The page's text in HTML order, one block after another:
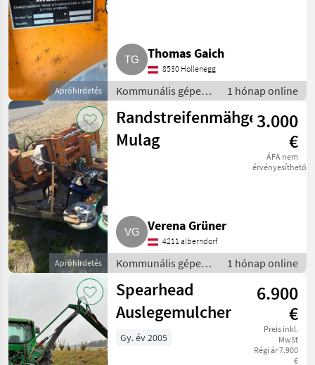
Apróhirdetés
Thomas Gaich
8530 Hollenegg
Kommunális gépek /
Rézsűkasza
1 hónap online
Apróhirdetés
Randstreifenmähgerät
Mulag
3.000
€
ÁFA nem
érvényesíthető
Verena Grüner
4211 alberndorf
Kommunális gépek /
Rézsűkasza
1 hónap online
Spearhead
Auslegemulcher
6.900
€
Preis inkl.
MwSt
Régi ár 7.900
€
Gy. év 2005